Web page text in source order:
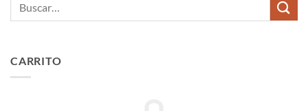
CARRITO